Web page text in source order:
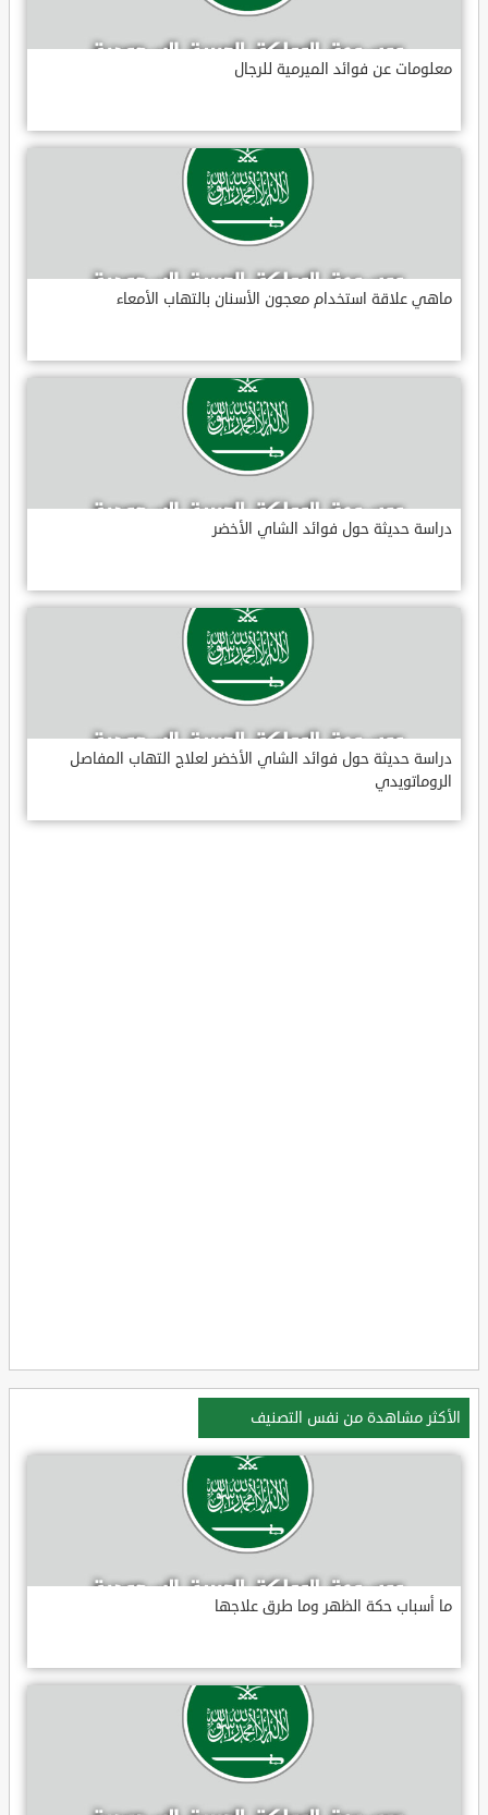
معلومات عن فوائد الميرمية للرجال
ماهي علاقة استخدام معجون الأسنان بالتهاب الأمعاء
دراسة حديثة حول فوائد الشاي الأخضر
دراسة حديثة حول فوائد الشاي الأخضر لعلاج التهاب المفاصل
الروماتويدي
الأكثر مشاهدة من نفس التصنيف
ما أسباب حكة الظهر وما طرق علاجها